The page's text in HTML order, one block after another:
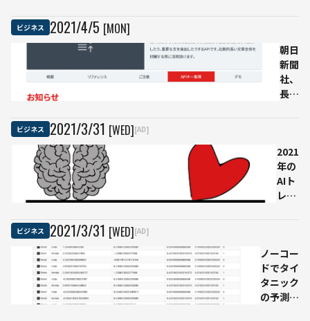
ユー
ピー
にAI
活用
た
ト
ポ
ッ
ド
業
務
提
携
5G
時
代
の
ビジネス 2021/4/5 [MON]
朝日
新聞
社、
長文
API
を無
償公
開
文章
を約
200
字に
ビジネス 2021/3/31 [WED][AD]
2021
年の
AIト
レン
側も
使う
側も
考え
ビジネス 2021/3/31 [WED][AD]
ノーコー
ドでタイ
タニック
の予測モ